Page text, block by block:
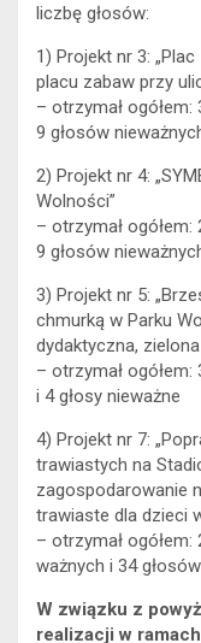
liczbę głosów:
1) Projekt nr 3:
placu zabaw przy
– otrzymał ogółem:
9 głosów
2) Projekt nr 4:
Wolności”
– otrzymał ogółem:
9 głosów
3) Projekt nr 5:
chmurką w Parku
dydaktyczna,
– otrzymał ogółem:
i 4 głosy nieważne
4) Projekt nr 7:
trawiastych na
zagospodarowanie
trawiaste dla dzieci
– otrzymał ogółem:
ważnych i 34
W związku z
realizacji w